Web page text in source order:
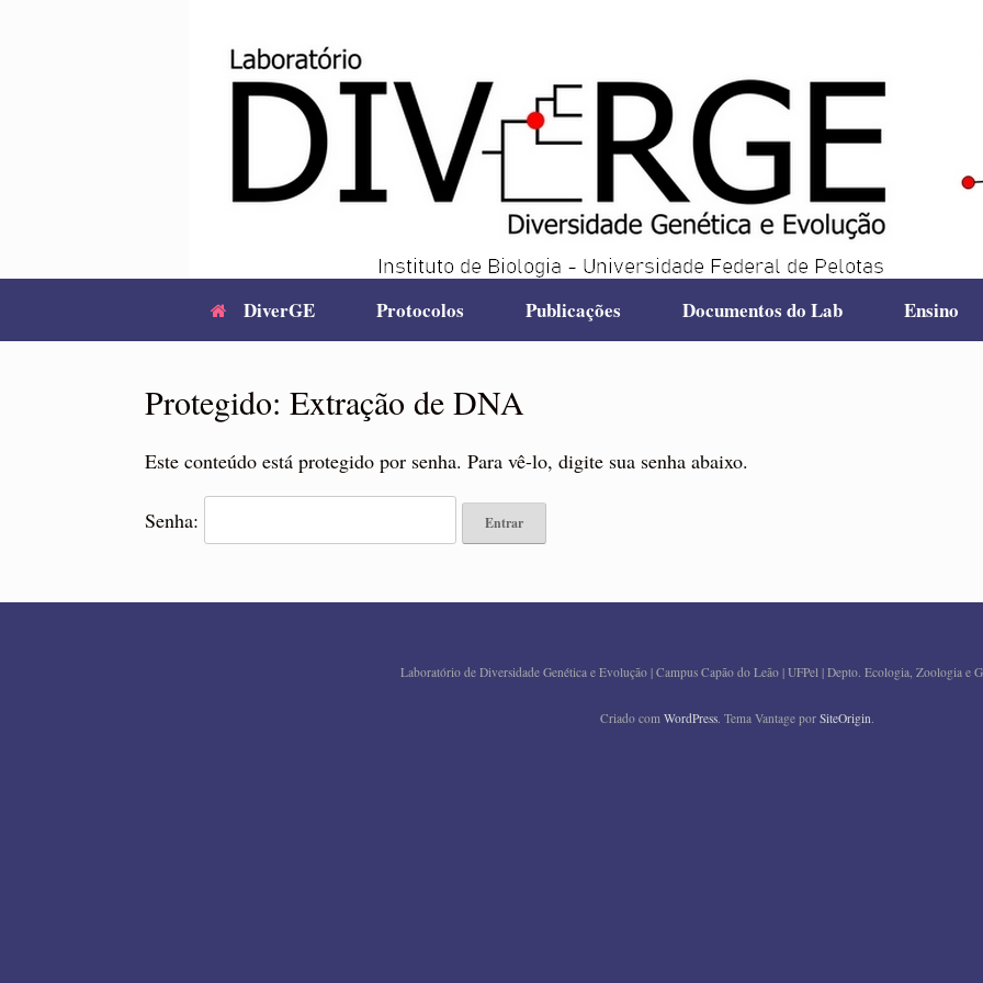
DiverGE Protocolos Publicações Documentos do Lab Ensino
Protegido: Extração de DNA
Este conteúdo está protegido por senha. Para vê-lo, digite sua senha abaixo.
Senha:
Laboratório de Diversidade Genética e Evolução | Campus Capão do Leão | UFPel | Depto. Ecologia, Zoologia e
Criado com WordPress. Tema Vantage por SiteOrigin.